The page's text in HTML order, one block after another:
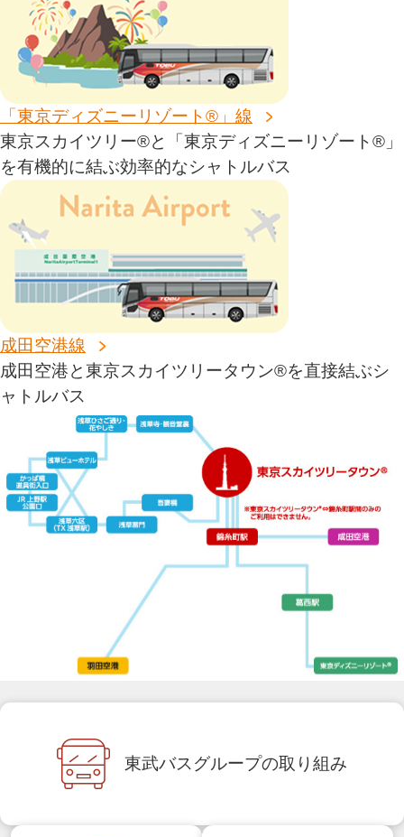
「東京ディズニーリゾート®」線
東京スカイツリー®と「東京ディズニーリゾート®」
を有機的に結ぶ効率的なシャトルバス
成田空港線
成田空港と東京スカイツリータウン®を直接結ぶシ
ャトルバス
東武バスグループの取り組み